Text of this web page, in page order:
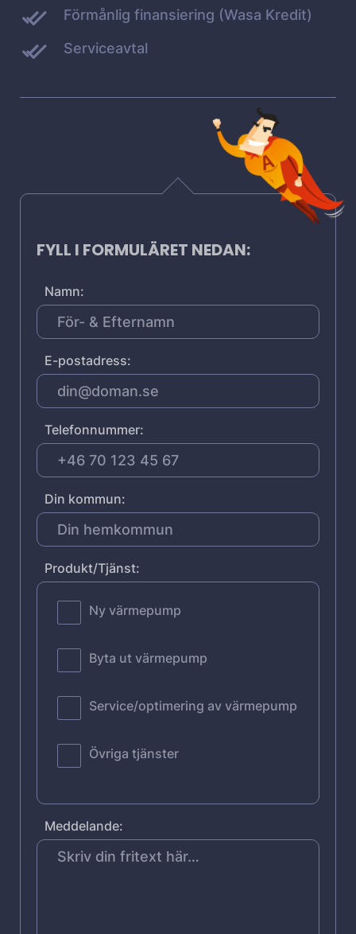
Förmånlig finansiering (Wasa Kredit)
Serviceavtal
FYLL I FORMULÄRET NEDAN:
Namn:
E-postadress:
Telefonnummer:
Din kommun:
Produkt/Tjänst:
Ny värmepump
Byta ut värmepump
Service/optimering av värmepump
Övriga tjänster
Meddelande: